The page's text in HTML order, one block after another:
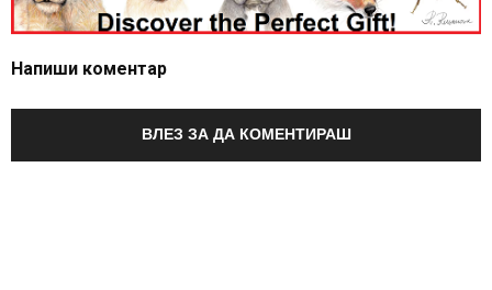
Напиши коментар
ВЛЕЗ ЗА ДА КОМЕНТИРАШ